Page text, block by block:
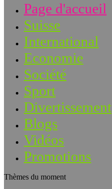
Page d'accueil
Suisse
International
Economie
Société
Sport
Divertissement
Blogs
Vidéos
Promotions
Thèmes du moment